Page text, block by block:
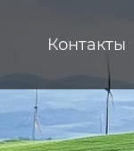
Контакты